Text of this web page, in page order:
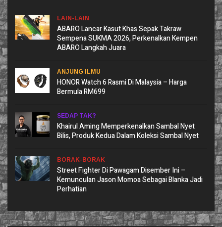
LAIN-LAIN
ABARO Lancar Kasut Khas Sepak Takraw
Sempena SUKMA 2026, Perkenalkan Kempen
ABARO Langkah Juara
ANJUNG ILMU
HONOR Watch 6 Rasmi Di Malaysia – Harga
Bermula RM699
SEDAP TAK?
Khairul Aming Memperkenalkan Sambal Nyet
Bilis, Produk Kedua Dalam Koleksi Sambal Nyet
BORAK-BORAK
Street Fighter Di Pawagam Disember Ini –
Kemunculan Jason Momoa Sebagai Blanka Jadi
Perhatian